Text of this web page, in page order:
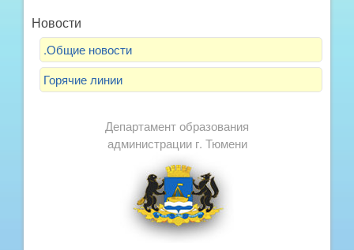
Новости
.Общие новости
Горячие линии
Департамент образования
администрации г. Тюмени